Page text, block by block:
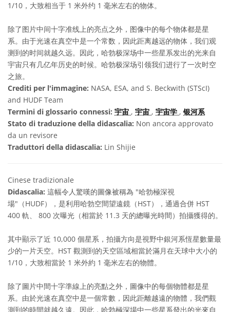
1/10，大致相当于 1 米外约 1 毫米左右的物体。
除了图片中间十字准线上的亮点之外，图像中的每个物体都是星
系。由于光速在真空中是一个常数，因此距离越远的物体，我们观
测到的时间就越久远。因此，哈勃极深场中一些星系发出的光来自
宇宙只有几亿年历史的时候。哈勃极深场引领我们进行了一次时空
之旅。
Crediti per l'immagine: NASA, ESA, and S. Beckwith (STScI)
and HUDF Team
Termini di glossario connessi: 宇宙 , 宇宙 , 宇宙学 , 银河系
Stato di traduzione della didascalia: Non ancora approvato
da un revisore
Traduttori della didascalia: Lin Shijie
Cinese tradizionale
Didascalia: 這幅令人驚嘆的圖像被稱為 "哈勃極深視
場"（HUDF），是利用哈勃空間望遠鏡（HST），通過合併 HST
400 軌、 800 次曝光（相當於 11.3 天的總曝光時間）拍攝獲得的。
其中顯示了近 10,000 個星系，拍攝方向是視野中銀河系恆星數量最
少的一片天空。HST 觀測到的天空區域相當於滿月在天球中大小的
1/10，大致相當於 1 米外約 1 毫米左右的物體。
除了圖片中間十字準線上的亮點之外，圖像中的每個物體都是星
系。由於光速在真空中是一個常數，因此距離越遠的物體，我們觀
測到的時間就越久遠。因此，哈勃極深場中一些星系發出的光來自